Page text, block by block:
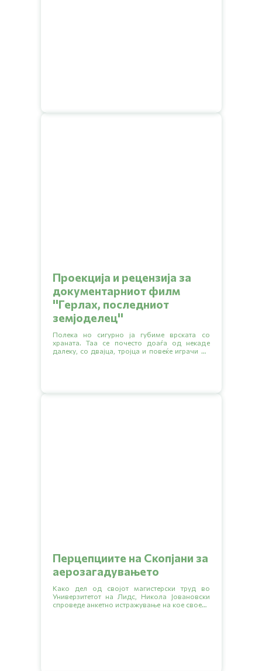
Проекција и рецензија за
документарниот филм
''Герлах, последниот
земјоделец''
Полека но сигурно ја губиме врската со
храната. Таа се почесто доаѓа од некаде
далеку, со двајца, тројца и повеќе играчи во
Перцепциите на Скопјани за
аерозагадувањето
Како дел од својот магистерски труд во
Универзитетот на Лидс, Никола Јовановски
спроведе анкетно истражување на кое своето